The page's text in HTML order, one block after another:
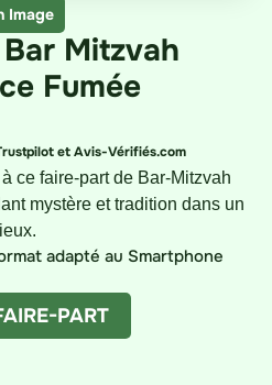
Image
Mitzvah
Fumée
et Avis-Vérifiés.com
ce faire-part de Bar-Mitzvah
mystère et tradition dans un
adapté au Smartphone
PART